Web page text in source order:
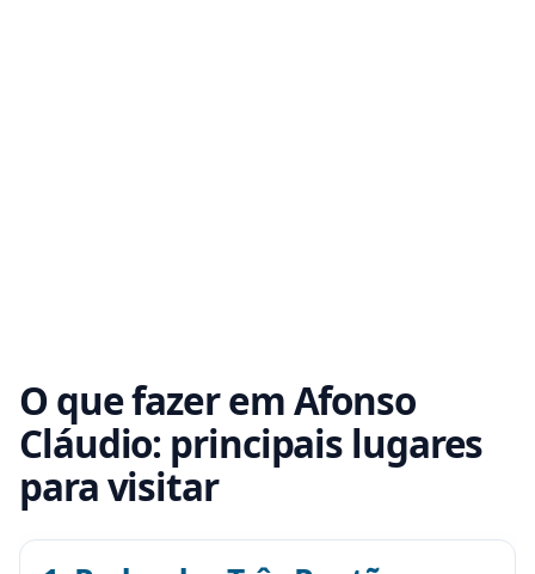
O que fazer em Afonso
Cláudio: principais lugares
para visitar